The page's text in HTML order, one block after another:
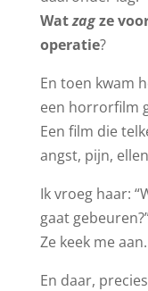
Watzagze
operatie?
En toen kwam
een horrorfilm
Een film die
angst, pijn,
Ik vroeg haar:
gaat
Ze keek me
En daar,